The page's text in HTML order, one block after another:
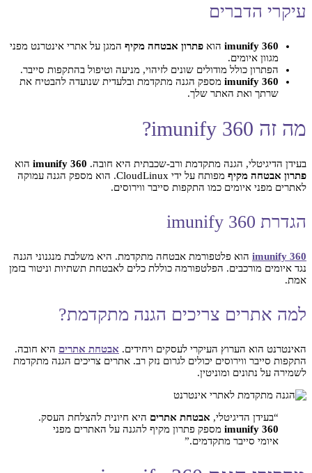
עיקרי הדברים
imunify 360 הוא פתרון אבטחה מקיף המגן על אתרי אינטרנט מפני
מגוון איומים.
הפתרון כולל מודולים שונים לזיהוי, מניעה וטיפול בהתקפות סייבר.
imunify 360 מספק הגנה מתקדמת ובלעדית שנועדה להבטיח את
שרתך ואת האתר שלך.
מה זה imunify 360?
בעידן הדיגיטלי, הגנה מתקדמת ורב-שכבתית היא חובה. imunify 360 הוא
פתרון אבטחה מקיף
מפותח על ידי CloudLinux. הוא מספק הגנה עמוקה
לאתרים מפני איומים כמו התקפות סייבר ווירוסים.
הגדרת imunify 360
imunify 360 הוא פלטפורמת אבטחה מתקדמת. היא משלבת מנגנוני הגנה
נגד איומים מורכבים. הפלטפורמה כוללת כלים לאבטחת תשתיות וניטור בזמן
אמת.
למה אתרים צריכים הגנה מתקדמת?
האינטרנט הוא הערוץ העיקרי לעסקים ויחידים. אבטחת אתרים היא חובה.
התקפות סייבר ווירוסים יכולים לגרום נזק רב. אתרים צריכים הגנה מתקדמת
לשמירה על נתונים ומוניטין.
“בעידן הדיגיטלי, אבטחת אתרים היא חיונית להצלחת העסק.
imunify 360 מספק פתרון מקיף להגנה על האתרים מפני
איומי סייבר מתקדמים.”